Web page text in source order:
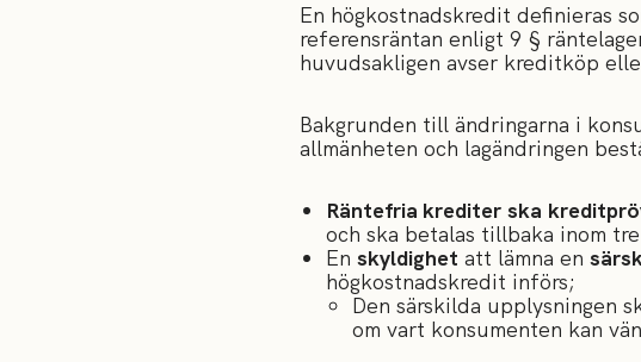
En högkostnadskredit definieras
referensräntan enligt 9 §
huvudsakligen avser kreditköp
Bakgrunden till ändringarna i
allmänheten och lagändringen
Räntefria krediter ska
och ska betalas tillbaka inom
En skyldighet att lämna en
högkostnadskredit införs;
Den särskilda upplysningen
om vart konsumenten kan